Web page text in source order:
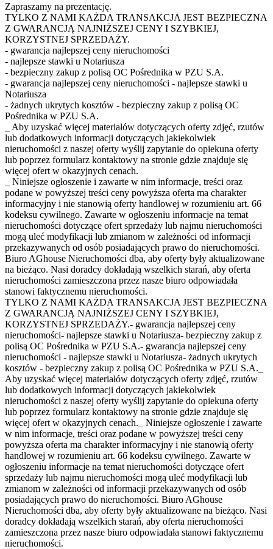
Zapraszamy na prezentację.
TYLKO Z NAMI KAŻDA TRANSAKCJA JEST BEZPIECZNA
Z GWARANCJĄ NAJNIŻSZEJ CENY I SZYBKIEJ,
KORZYSTNEJ SPRZEDAŻY.
- gwarancja najlepszej ceny nieruchomości
- najlepsze stawki u Notariusza
- bezpieczny zakup z polisą OC Pośrednika w PZU S.A.
- gwarancja najlepszej ceny nieruchomości - najlepsze stawki u
Notariusza
- żadnych ukrytych kosztów - bezpieczny zakup z polisą OC
Pośrednika w PZU S.A.
_ Aby uzyskać więcej materiałów dotyczących oferty zdjęć, rzutów
lub dodatkowych informacji dotyczących jakiekolwiek
nieruchomości z naszej oferty wyślij zapytanie do opiekuna oferty
lub poprzez formularz kontaktowy na stronie gdzie znajduje się
więcej ofert w okazyjnych cenach.
_ Niniejsze ogłoszenie i zawarte w nim informacje, treści oraz
podane w powyższej treści ceny powyższa oferta ma charakter
informacyjny i nie stanowią oferty handlowej w rozumieniu art. 66
kodeksu cywilnego. Zawarte w ogłoszeniu informacje na temat
nieruchomości dotyczące ofert sprzedaży lub najmu nieruchomości
mogą uleć modyfikacji lub zmianom w zależności od informacji
przekazywanych od osób posiadających prawo do nieruchomości.
Biuro AGhouse Nieruchomości dba, aby oferty były aktualizowane
na bieżąco. Nasi doradcy dokładają wszelkich starań, aby oferta
nieruchomości zamieszczona przez nasze biuro odpowiadała
stanowi faktycznemu nieruchomości.
TYLKO Z NAMI KAŻDA TRANSAKCJA JEST BEZPIECZNA
Z GWARANCJĄ NAJNIŻSZEJ CENY I SZYBKIEJ,
KORZYSTNEJ SPRZEDAŻY.- gwarancja najlepszej ceny
nieruchomości- najlepsze stawki u Notariusza- bezpieczny zakup z
polisą OC Pośrednika w PZU S.A.- gwarancja najlepszej ceny
nieruchomości - najlepsze stawki u Notariusza- żadnych ukrytych
kosztów - bezpieczny zakup z polisą OC Pośrednika w PZU S.A._
Aby uzyskać więcej materiałów dotyczących oferty zdjęć, rzutów
lub dodatkowych informacji dotyczących jakiekolwiek
nieruchomości z naszej oferty wyślij zapytanie do opiekuna oferty
lub poprzez formularz kontaktowy na stronie gdzie znajduje się
więcej ofert w okazyjnych cenach._ Niniejsze ogłoszenie i zawarte
w nim informacje, treści oraz podane w powyższej treści ceny
powyższa oferta ma charakter informacyjny i nie stanowią oferty
handlowej w rozumieniu art. 66 kodeksu cywilnego. Zawarte w
ogłoszeniu informacje na temat nieruchomości dotyczące ofert
sprzedaży lub najmu nieruchomości mogą uleć modyfikacji lub
zmianom w zależności od informacji przekazywanych od osób
posiadających prawo do nieruchomości. Biuro AGhouse
Nieruchomości dba, aby oferty były aktualizowane na bieżąco. Nasi
doradcy dokładają wszelkich starań, aby oferta nieruchomości
zamieszczona przez nasze biuro odpowiadała stanowi faktycznemu
nieruchomości.